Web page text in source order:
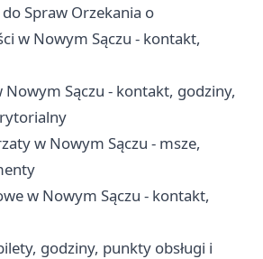
Spraw Orzekania o
w Nowym Sączu - kontakt,
Nowym Sączu - kontakt, godziny,
w Nowym Sączu - msze,
w Nowym Sączu - kontakt,
godziny, punkty obsługi i